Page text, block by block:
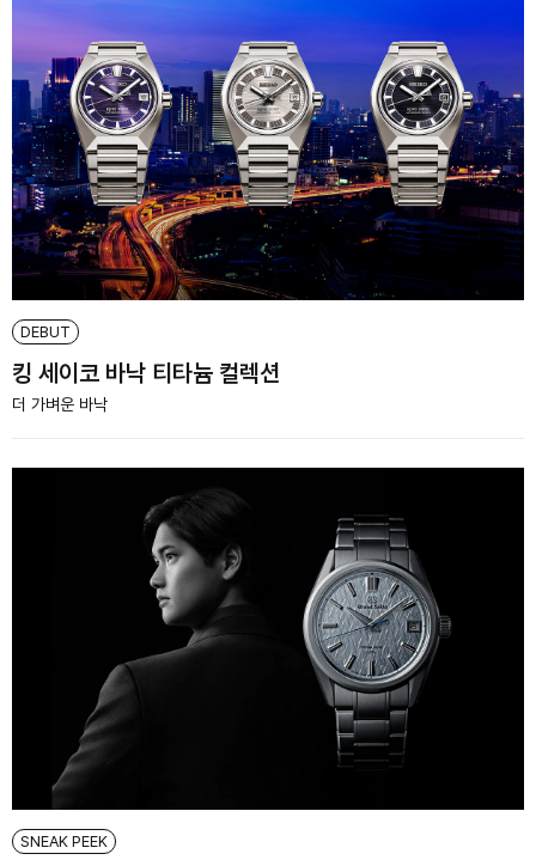
DEBUT
킹 세이코 바낙 티타늄 컬렉션
더 가벼운 바낙
SNEAK PEEK